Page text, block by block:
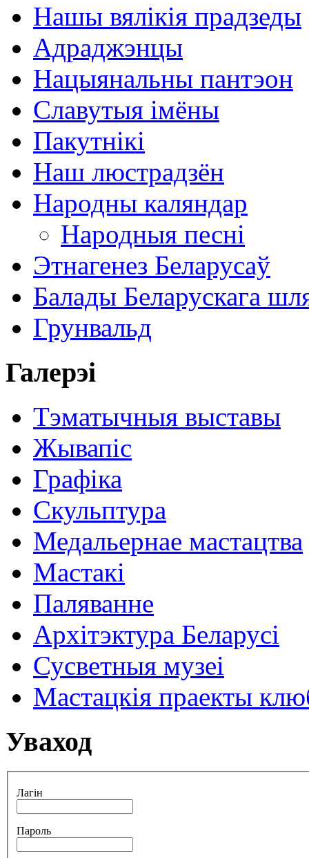
Нашы вялікія прадзеды
Адраджэнцы
Нацыянальны пантэон
Славутыя імёны
Пакутнікі
Наш люстрадзён
Народны каляндар
Народныя песні
Этнагенез Беларусаў
Балады Беларускага
Грунвальд
Галерэі
Тэматычныя выставы
Жывапіс
Графіка
Скульптура
Медальернае мастацтва
Мастакі
Паляванне
Архітэктура Беларусі
Сусветныя музеі
Мастацкія праекты
Уваход
Лагін
Пароль